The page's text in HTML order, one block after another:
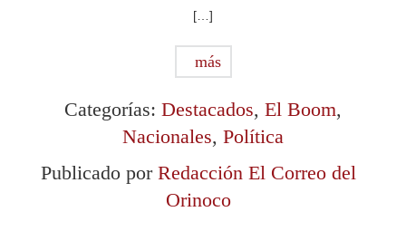
[…]
más
Categorías: Destacados, El Boom,
Nacionales, Política
Publicado por Redacción El Correo del
Orinoco